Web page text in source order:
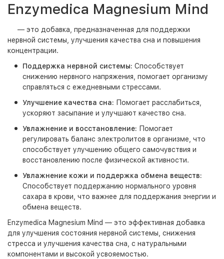
Enzymedica Magnesium Mind
— это добавка, предназначенная для поддержки
нервной системы, улучшения качества сна и повышения
концентрации.
Поддержка нервной системы: Способствует
снижению нервного напряжения, помогает организму
справляться с ежедневными стрессами.
Улучшение качества сна: Помогает расслабиться,
ускоряют засыпание и улучшают качество сна.
Увлажнение и восстановление: Помогает
регулировать баланс электролитов в организме, что
способствует улучшению общего самочувствия и
восстановлению после физической активности.
Увлажнение кожи и поддержка обмена веществ:
Способствует поддержанию нормального уровня
сахара в крови, что важнее для поддержания энергии и
обмена веществ.
Enzymedica Magnesium Mind — это эффективная добавка
для улучшения состояния нервной системы, снижения
стресса и улучшения качества сна, с натуральными
компонентами и высокой усвояемостью.